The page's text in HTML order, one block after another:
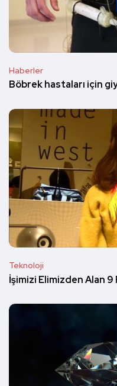
Haberler
Böbrek hastaları için
Teknoloji
İşimizi Elimizden Alan 9